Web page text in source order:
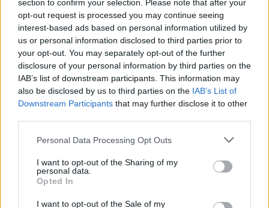
section to confirm your selection. Please note that after your
opt-out request is processed you may continue seeing
interest-based ads based on personal information utilized by
us or personal information disclosed to third parties prior to
your opt-out. You may separately opt-out of the further
disclosure of your personal information by third parties on the
IAB’s list of downstream participants. This information may
also be disclosed by us to third parties on the IAB’s List of
Downstream Participants that may further disclose it to other
Personal Data Processing Opt Outs
I want to opt-out of the Sharing of my
personal data.
Opted In
I want to opt-out of the Sale of my